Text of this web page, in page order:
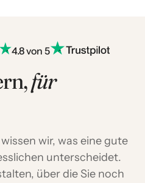
4.8 von 5
für
wir, was eine gute
unterscheidet.
über die Sie noch